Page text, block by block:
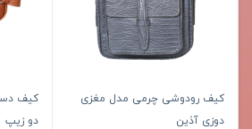
کیف رودوشی چرمی مدل مغزی
دوزی آذین
کیف
دو زیپ